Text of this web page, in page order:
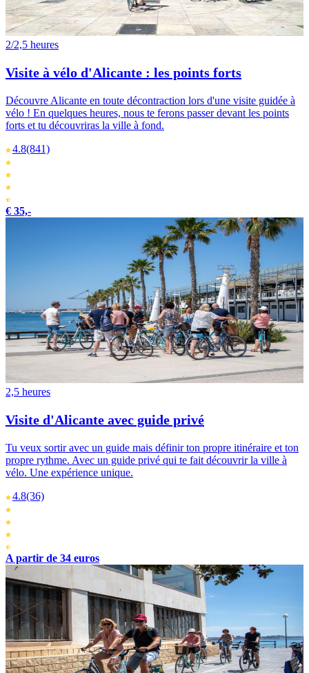
2/2,5 heures
Visite à vélo d'Alicante : les points forts
Découvre Alicante en toute décontraction lors d'une visite guidée à
vélo ! En quelques heures, nous te ferons passer devant les points
forts et tu découvriras la ville à fond.
4.8(841)
€ 35,-
2,5 heures
Visite d'Alicante avec guide privé
Tu veux sortir avec un guide mais définir ton propre itinéraire et ton
propre rythme. Avec un guide privé qui te fait découvrir la ville à
vélo. Une expérience unique.
4.8(36)
A partir de 34 euros